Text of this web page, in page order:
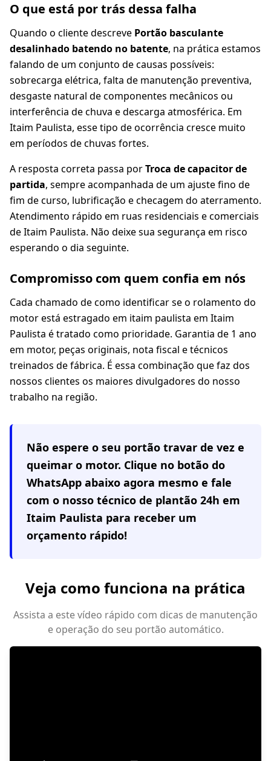
O que está por trás dessa falha
Quando o cliente descreve Portão basculante
desalinhado batendo no batente, na prática estamos
falando de um conjunto de causas possíveis:
sobrecarga elétrica, falta de manutenção preventiva,
desgaste natural de componentes mecânicos ou
interferência de chuva e descarga atmosférica. Em
Itaim Paulista, esse tipo de ocorrência cresce muito
em períodos de chuvas fortes.
A resposta correta passa porTroca de capacitor de
partida, sempre acompanhada de um ajuste fino de
fim de curso, lubrificação e checagem do aterramento.
Atendimento rápido em ruas residenciais e comerciais
de Itaim Paulista. Não deixe sua segurança em risco
esperando o dia seguinte.
Compromisso com quem confia em nós
Cada chamado de como identificar se o rolamento do
motor está estragado em itaim paulista em Itaim
Paulista é tratado como prioridade. Garantia de 1 ano
em motor, peças originais, nota fiscal e técnicos
treinados de fábrica. É essa combinação que faz dos
nossos clientes os maiores divulgadores do nosso
trabalho na região.
Não espere o seu portão travar de vez e
queimar o motor. Clique no botão do
WhatsApp abaixo agora mesmo e fale
com o nosso técnico de plantão 24h em
Itaim Paulista para receber um
orçamento rápido!
Veja como funciona na prática
Assista a este vídeo rápido com dicas de manutenção
e operação do seu portão automático.